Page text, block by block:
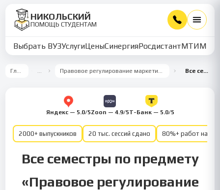
НИКОЛЬСКИЙ
ПОМОЩЬ СТУДЕНТАМ
Выбрать ВУЗУслугиЦеныСинергияРосдистантМТИММУ
Главная … Правовое регулирование маркетинговой деятельности Все семестры
Яндекс — 5.0/5Zoon — 4.9/5Т-Банк — 5.0/5
2000+ выпускников 20 тыс. сессий сдано 80%+ работ на
Все семестры по предмету
«Правовое регулирование